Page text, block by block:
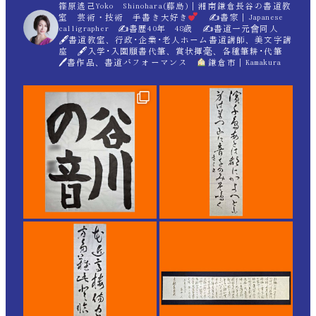
篠原遙己Yoko Shinohara(藤島)｜湘南鎌倉長谷の書道教
室 芸術・技術 手書き大好き
✍書家｜Japanese
calligrapher ✍書歴40年 48歳 ✍書道一元會同人
🖋書道教室、行政･企業･老人ホーム書道講師、美文字講
座 🖋入学･入園願書代筆、賞状揮毫、各種筆耕･代筆
🖊書作品、書道パフォーマンス
鎌倉市｜Kamakura